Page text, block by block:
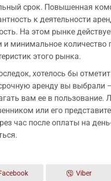
срок. Повышенная
к деятельности
На этом рынке
и минимальное
этого рынка.
хотелось бы
аренду вы выбрали
вам ее в пользование.
или его
час после оплаты на
Viber